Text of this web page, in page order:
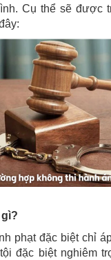
Cụ thể sẽ được
phạt đặc biệt chỉ
đặc biệt nghiêm